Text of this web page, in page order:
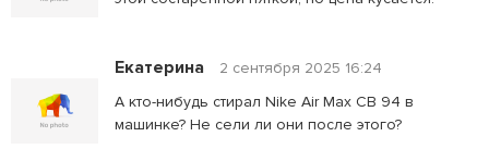
Екатерина
2 сентября 2025 16:24
А кто-нибудь стирал Nike Air Max CB 94 в
машинке? Не сели ли они после этого?